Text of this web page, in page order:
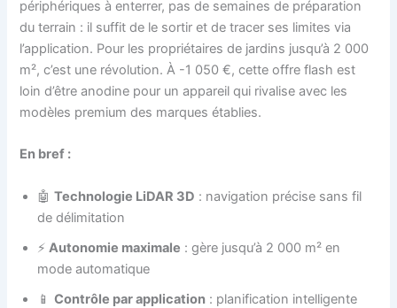
périphériques à enterrer, pas de semaines de préparation
du terrain : il suffit de le sortir et de tracer ses limites via
l’application. Pour les propriétaires de jardins jusqu’à 2 000
m², c’est une révolution. À -1 050 €, cette offre flash est
loin d’être anodine pour un appareil qui rivalise avec les
modèles premium des marques établies.
En bref :
🤖Technologie LiDAR 3D : navigation précise sans fil
de délimitation
⚡Autonomie maximale : gère jusqu’à 2 000 m² en
mode automatique
📱Contrôle par application : planification intelligente